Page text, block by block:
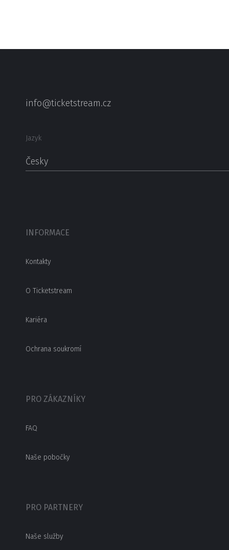
info@ticketstream.cz
Jazyk
Česky
INFORMACE
Kontakty
O Ticketstream
Kariéra
Ochrana soukromí
PRO ZÁKAZNÍKY
FAQ
Naše pobočky
PRO PARTNERY
Naše služby